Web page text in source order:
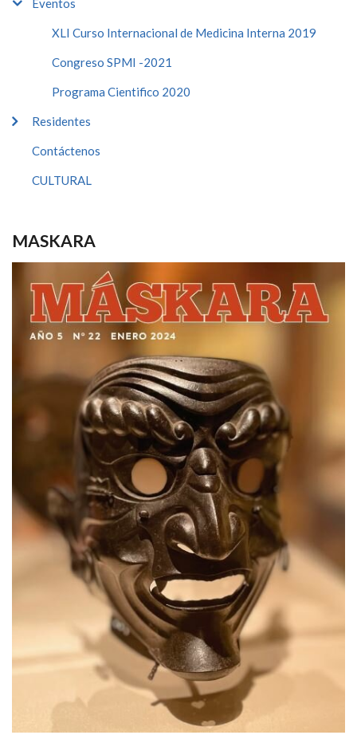
Eventos
XLI Curso Internacional de Medicina Interna 2019
Congreso SPMI -2021
Programa Cientifico 2020
Residentes
Contáctenos
CULTURAL
MASKARA